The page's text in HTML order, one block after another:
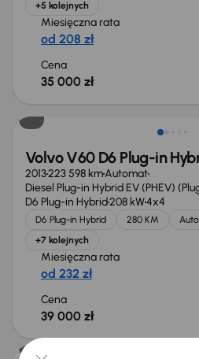
+5 kolejnych
Miesięczna rata
od 208 zł
Cena
35 000 zł
Volvo V60 D6 Plug-in
2013223 598 kmAutomat
Diesel Plug-in Hybrid EV (PHEV)
D6 Plug-in Hybrid208 kW4x4
D6 Plug-in Hybrid 280 KM
+7 kolejnych
Miesięczna rata
od 232 zł
Cena
39 000 zł